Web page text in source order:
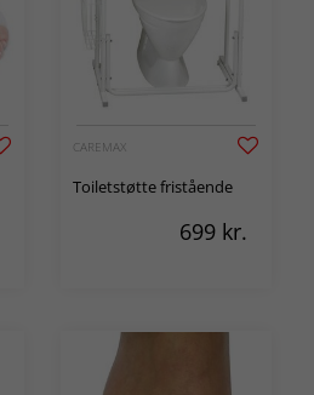
CAREMAX
Toiletstøtte fristående
699 kr.